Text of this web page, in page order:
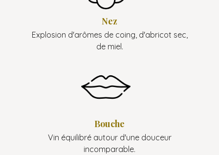
Nez
Explosion d'arômes de coing, d'abricot sec,
de miel.
Bouche
Vin équilibré autour d'une douceur
incomparable.